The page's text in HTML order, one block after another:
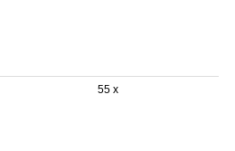
55 x